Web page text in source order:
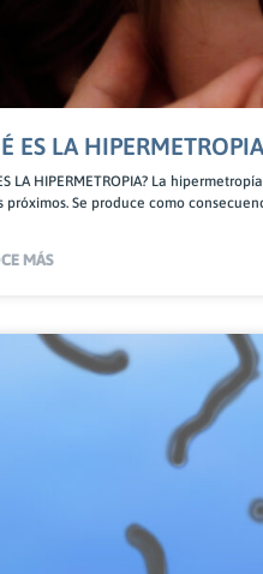
ES LA
LA HIPERMETROPIA? La
próximos. Se produce como
MÁS